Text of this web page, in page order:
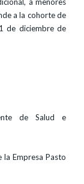
a la cohorte de
de diciembre de
de Salud e
la Empresa Pasto